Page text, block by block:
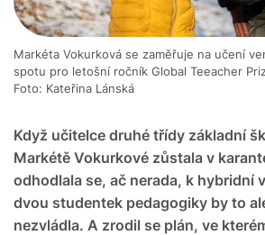
Když učitelce druhé třídy základní
Markétě Vokurkové zůstala v
odhodlala se, ač nerada, k hybridní
dvou studentek pedagogiky by to
nezvládla. A zrodil se plán, ve
Markéta Vokurková se zaměřuje na učení
spotu pro letošní ročník Global Teeacher
Foto: Kateřina Lánská